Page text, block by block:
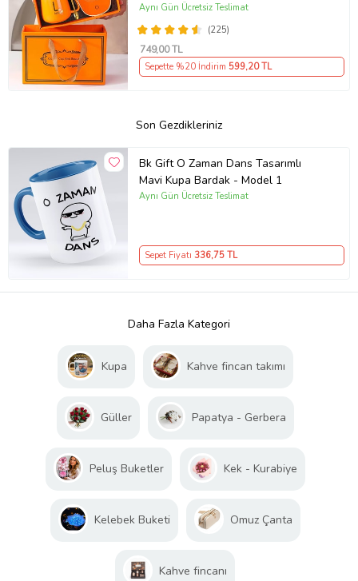
(225)
Aynı Gün Ücretsiz Teslimat
749,00 TL
Sepette %20 İndirim 599,20 TL
Son Gezdikleriniz
Bk Gift O Zaman Dans Tasarımlı
Mavi Kupa Bardak - Model 1
Aynı Gün Ücretsiz Teslimat
Sepet Fiyatı 336,75 TL
Daha Fazla Kategori
Kupa Kahve fincan takımı
Güller Papatya - Gerbera
Peluş Buketler Kek - Kurabiye
Kelebek Buketi Omuz Çanta
Kahve fincanı